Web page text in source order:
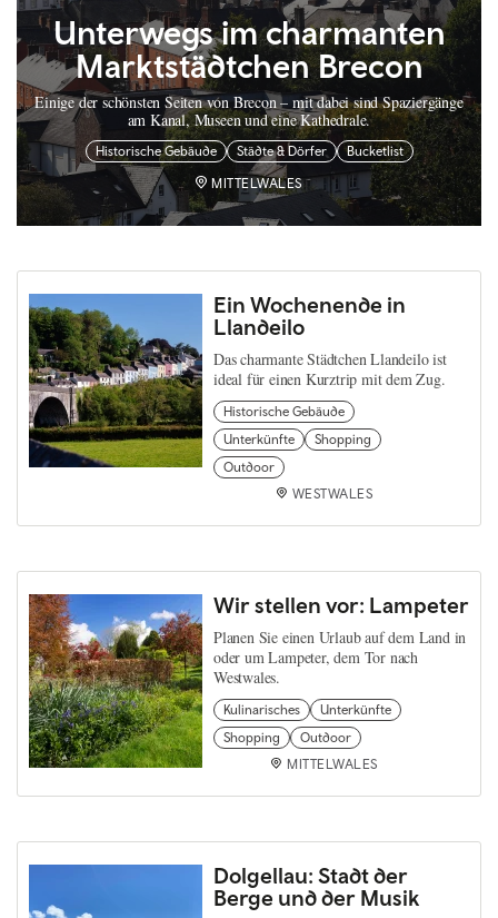
Unterwegs im charmanten
Marktstädtchen Brecon
Einige der schönsten Seiten von Brecon – mit dabei sind Spaziergänge
am Kanal, Museen und eine Kathedrale.
Historische Gebäude Städte & Dörfer Bucketlist
MITTELWALES
Ein Wochenende in
Llandeilo
Das charmante Städtchen Llandeilo ist
ideal für einen Kurztrip mit dem Zug.
Historische Gebäude
Unterkünfte
Shopping
Outdoor
WESTWALES
Wir stellen vor: Lampeter
Planen Sie einen Urlaub auf dem Land in
oder um Lampeter, dem Tor nach
Westwales.
Kulinarisches
Unterkünfte
Shopping
Outdoor
MITTELWALES
Dolgellau: Stadt der
Berge und der Musik